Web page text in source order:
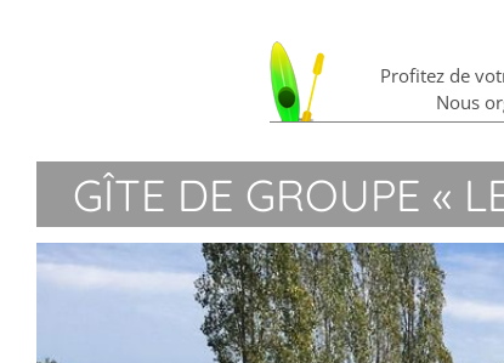
Profitez de
Nous
GÎTE DE GROUPE «